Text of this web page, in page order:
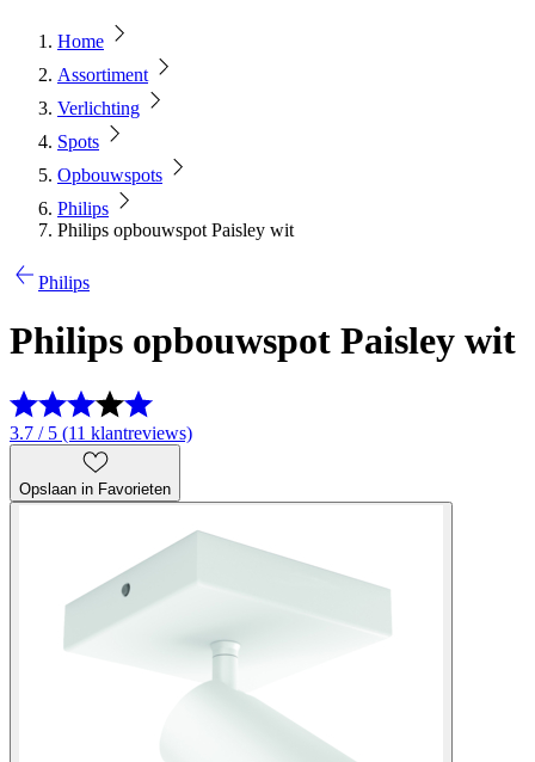
Home
Assortiment
Verlichting
Spots
Opbouwspots
Philips
Philips opbouwspot Paisley wit
Philips
Philips opbouwspot Paisley wit
3.7 / 5 (11 klantreviews)
Opslaan in Favorieten